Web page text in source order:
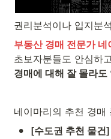
권리분석이나 입지분
부동산 경매 전문가
초보자분들도 안심하
경매에 대해 잘 몰라
네이마리의 추천 경매
• [수도권 추천 물건]